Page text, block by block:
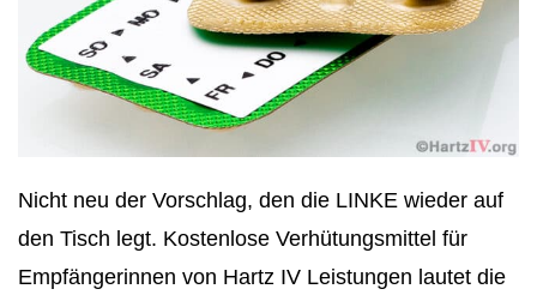
Nicht neu der Vorschlag, den die LINKE wieder auf
den Tisch legt. Kostenlose Verhütungsmittel für
Empfängerinnen von Hartz IV Leistungen lautet die